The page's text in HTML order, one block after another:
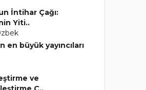
İntihar Çağı:
Yiti..
en büyük yayıncıları
ve